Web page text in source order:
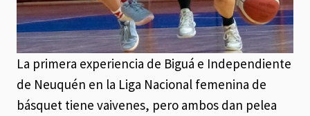
La primera experiencia de Biguá e Independiente
de Neuquén en la Liga Nacional femenina de
básquet tiene vaivenes, pero ambos dan pelea